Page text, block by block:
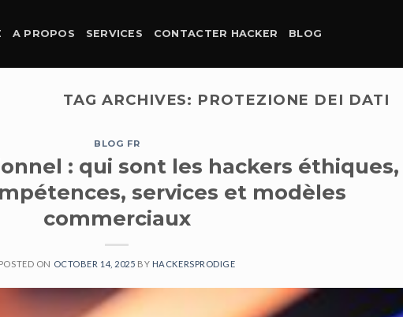
A PROPOS SERVICES CONTACTER HACKER BLOG
TAG ARCHIVES: PROTEZIONE DEI DATI
BLOG FR
: qui sont les hackers éthiques,
services et modèles
commerciaux
POSTED ON OCTOBER 14, 2025 BY HACKERSPRODIGE